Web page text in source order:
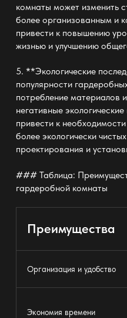
комнаты может изменить
более организованным и
привести к повышению
жизнью и улучшению
5. **Экологические
популярности
потребление материалов
негативные
привести к
более экологически
проектирования и
### Таблица:
гардеробной комнаты
Преимущества
Организация и удобство
Экономия времени